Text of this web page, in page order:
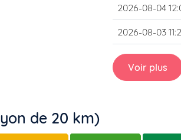
2026-08-04
2026-08-03
Voir plus
de 20 km)